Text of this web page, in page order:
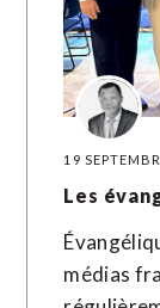
19
Les
médias